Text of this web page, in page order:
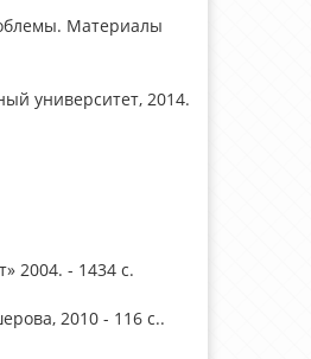
Материалы
университет, 2014.
2004. - 1434 с.
2010 - 116 с..